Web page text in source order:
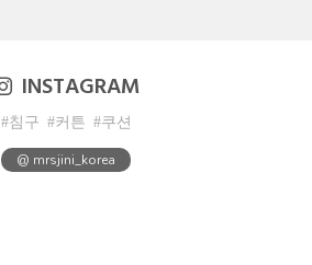
INSTAGRAM
#침구 #커튼 #쿠션
@ mrsjini_korea